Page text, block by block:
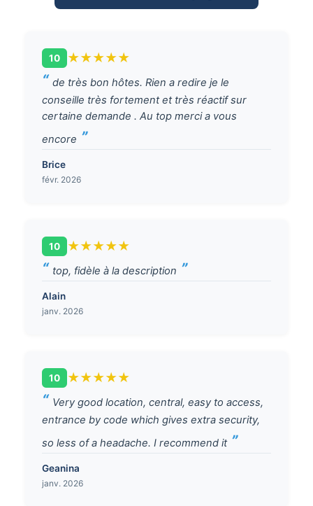
10 ★★★★★
de très bon hôtes. Rien a redire je le
conseille très fortement et très réactif sur
certaine demande . Au top merci a vous
encore
Brice
févr. 2026
10 ★★★★★
top, fidèle à la description
Alain
janv. 2026
10 ★★★★★
Very good location, central, easy to access,
entrance by code which gives extra security,
so less of a headache. I recommend it
Geanina
janv. 2026